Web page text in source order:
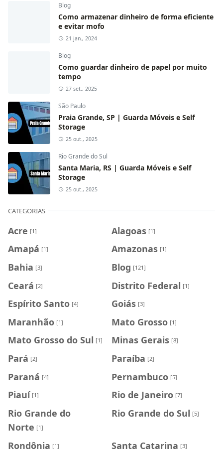
Blog
Como armazenar dinheiro de forma eficiente
e evitar mofo
21 jan., 2024
Blog
Como guardar dinheiro de papel por muito
tempo
27 set., 2025
São Paulo
Praia Grande, SP | Guarda Móveis e Self
Storage
25 out., 2025
Rio Grande do Sul
Santa Maria, RS | Guarda Móveis e Self
Storage
25 out., 2025
CATEGORIAS
Acre [1] Alagoas [1]
Amapá [1] Amazonas [1]
Bahia [3] Blog [121]
Ceará [2] Distrito Federal [1]
Espírito Santo [4] Goiás [3]
Maranhão [1] Mato Grosso [1]
Mato Grosso do Sul [1] Minas Gerais [8]
Pará [2] Paraíba [2]
Paraná [4] Pernambuco [5]
Piauí [1] Rio de Janeiro [7]
Rio Grande do
Norte [1]
Rio Grande do Sul [5]
Rondônia [1] Santa Catarina [3]